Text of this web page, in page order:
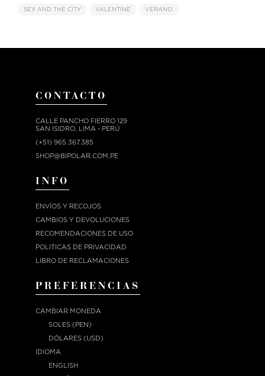
SEX AND THE CITY VALENTINE VERANO
CONTACTO
CALLE PANCHO FIERRO 129
SAN ISIDRO, LIMA - PERÚ
(+51) 965.367.385
SHOP@BIPOLAR.COM.PE
INFO
ENVÍOS Y RECOJOS
CAMBIOS Y DEVOLUCIONES
RECOMENDACIONES DE USO
POLITICAS DE PRIVACIDAD
LIBRO DE RECLAMACIONES
PREFERENCIAS
CAMBIAR MONEDA
SOLES (PEN)
DÓLARES (USD)
IDIOMA
ENGLISH